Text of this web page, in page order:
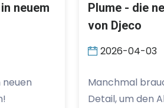
neuem
neuen
Plume - die
von Djeco
2026-04-03
Manchmal
Detail, um den